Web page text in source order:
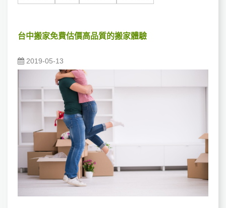
台中搬家免費估價高品質的搬家體驗
2019-05-13